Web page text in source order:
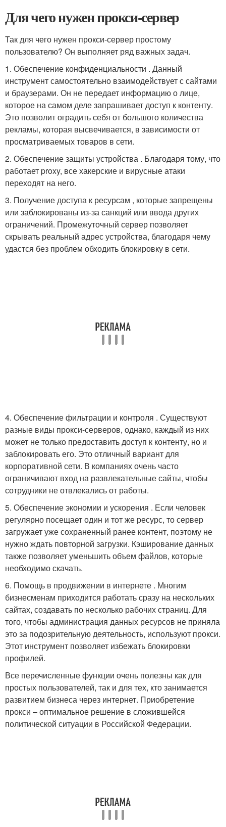
Для чего нужен прокси-сервер
Так для чего нужен прокси-сервер простому
пользователю? Он выполняет ряд важных задач.
1. Обеспечение конфиденциальности . Данный
инструмент самостоятельно взаимодействует с сайтами
и браузерами. Он не передает информацию о лице,
которое на самом деле запрашивает доступ к контенту.
Это позволит оградить себя от большого количества
рекламы, которая высвечивается, в зависимости от
просматриваемых товаров в сети.
2. Обеспечение защиты устройства . Благодаря тому, что
работает proxy, все хакерские и вирусные атаки
переходят на него.
3. Получение доступа к ресурсам , которые запрещены
или заблокированы из-за санкций или ввода других
ограничений. Промежуточный сервер позволяет
скрывать реальный адрес устройства, благодаря чему
удастся без проблем обходить блокировку в сети.
4. Обеспечение фильтрации и контроля . Существуют
разные виды прокси-серверов, однако, каждый из них
может не только предоставить доступ к контенту, но и
заблокировать его. Это отличный вариант для
корпоративной сети. В компаниях очень часто
ограничивают вход на развлекательные сайты, чтобы
сотрудники не отвлекались от работы.
5. Обеспечение экономии и ускорения . Если человек
регулярно посещает один и тот же ресурс, то сервер
загружает уже сохраненный ранее контент, поэтому не
нужно ждать повторной загрузки. Кэширование данных
также позволяет уменьшить объем файлов, которые
необходимо скачать.
6. Помощь в продвижении в интернете . Многим
бизнесменам приходится работать сразу на нескольких
сайтах, создавать по несколько рабочих страниц. Для
того, чтобы администрация данных ресурсов не приняла
это за подозрительную деятельность, используют прокси.
Этот инструмент позволяет избежать блокировки
профилей.
Все перечисленные функции очень полезны как для
простых пользователей, так и для тех, кто занимается
развитием бизнеса через интернет. Приобретение
прокси – оптимальное решение в сложившейся
политической ситуации в Российской Федерации.